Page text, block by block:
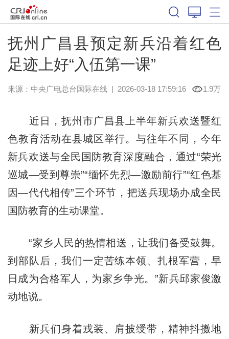
抚州广昌县预定新兵沿着红色
足迹上好“入伍第一课”
来源：中央广电总台国际在线| 2026-03-18 17:59:16 1.9万
近日，抚州市广昌县上半年新兵欢送暨红
色教育活动在县城区举行。与往年不同，今年
新兵欢送与全民国防教育深度融合，通过“荣光
巡城—受到尊崇”“缅怀先烈—激励前行”“红色基
因—代代相传”三个环节，把送兵现场办成全民
国防教育的生动课堂。
“家乡人民的热情相送，让我们备受鼓舞。
到部队后，我们一定苦练本领、扎根军营，早
日成为合格军人，为家乡争光。”新兵邱家俊激
动地说。
新兵们身着戎装、肩披绶带，精神抖擞地